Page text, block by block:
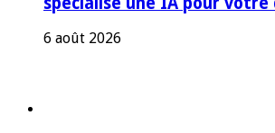
6 août 2026